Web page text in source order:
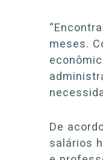
meses.
De
salários